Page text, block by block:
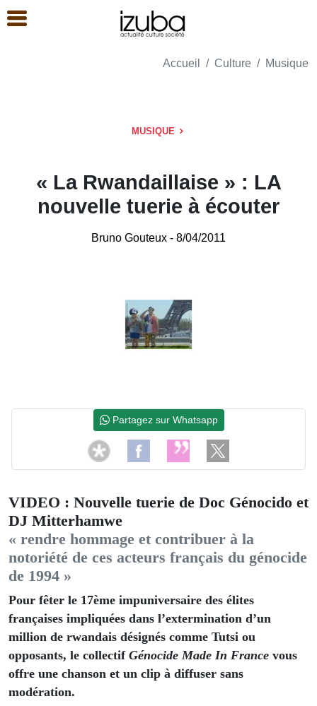
Accueil Culture Musique
MUSIQUE
« La Rwandaillaise » : LA
nouvelle tuerie à écouter
Bruno Gouteux - 8/04/2011
VIDEO : Nouvelle tuerie de Doc Génocido et
DJ Mitterhamwe
« rendre hommage et contribuer à la
notoriété de ces acteurs français du génocide
de 1994 »
Pour fêter le 17ème impuniversaire des élites
françaises impliquées dans l’extermination d’un
million de rwandais désignés comme Tutsi ou
opposants, le collectif Génocide Made In France vous
offre une chanson et un clip à diffuser sans
modération.
Partagez sur Whatsapp